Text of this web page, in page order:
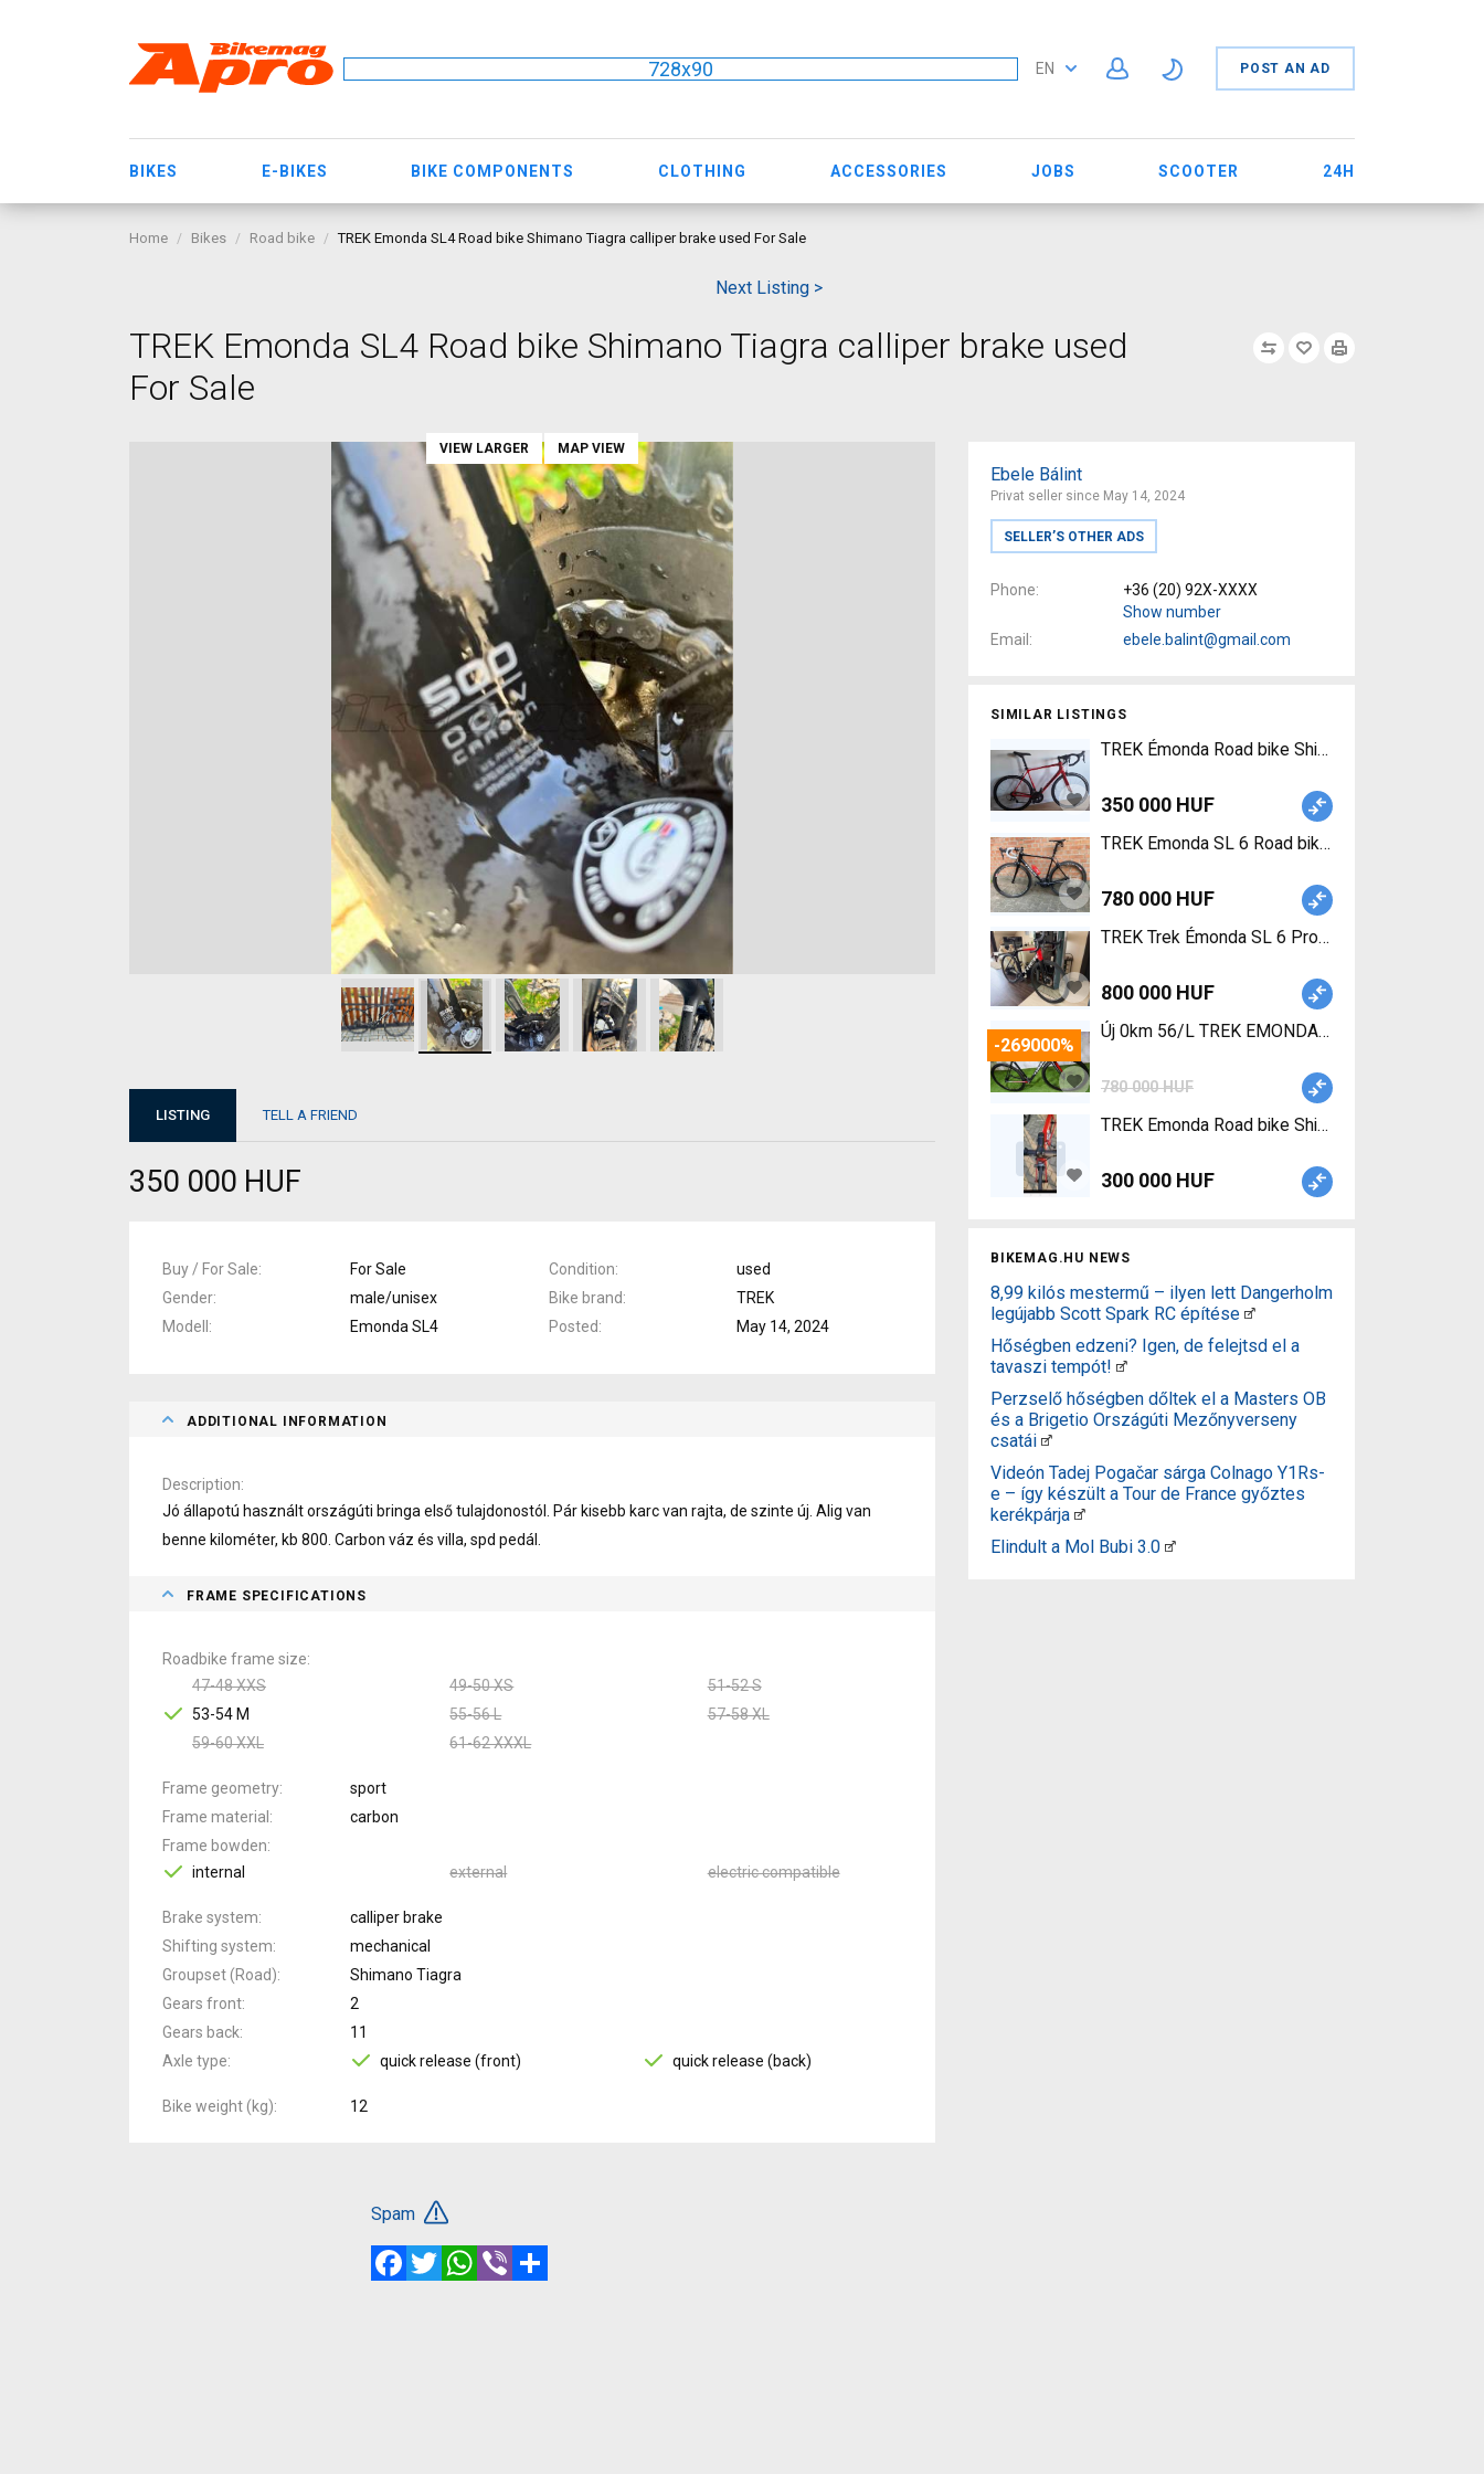
728x90 EN POST AN AD
BIKES E-BIKES BIKE COMPONENTS CLOTHING ACCESSORIES JOBS SCOOTER 24H
Home Bikes Road bike TREK Emonda SL4 Road bike Shimano Tiagra calliper brake used For Sale
Next Listing >
TREK Emonda SL4 Road bike Shimano Tiagra calliper brake used
For Sale
Ebele Bálint
Privat seller since May 14, 2024
SELLER’S OTHER ADS
Phone
+36 (20) 92X-XXXX
Show number
Email
ebele.balint@gmail.com
SIMILAR LISTINGS
TREK Émonda Road bike Shimano Ultegra used
350 000 HUF
TREK Emonda SL 6 Road bike Shimano Ultegra
780 000 HUF
TREK Trek Émonda SL 6 Pro Road bike Shimano
800 000 HUF
-269000%
780 000 HUF
TREK Emonda Road bike Shimano 105 used For
300 000 HUF
BIKEMAG.HU NEWS
8,99 kilós mestermű – ilyen lett Dangerholm
legújabb Scott Spark RC építése
Hőségben edzeni? Igen, de felejtsd el a
tavaszi tempót!
Perzselő hőségben dőltek el a Masters OB
és a Brigetio Országúti Mezőnyverseny
csatái
Videón Tadej Pogačar sárga Colnago Y1Rs-
e – így készült a Tour de France győztes
kerékpárja
Elindult a Mol Bubi 3.0
VIEW LARGER MAP VIEW
LISTING TELL A FRIEND
350 000 HUF
Buy / For Sale For Sale Condition
used
Gender
male/unisex Bike brand
TREK
Modell
Emonda SL4 Posted May 14, 2024
ADDITIONAL INFORMATION
Description
Jó állapotú használt országúti bringa első tulajdonostól. Pár kisebb karc van rajta, de szinte új. Alig van
benne kilométer, kb 800. Carbon váz és villa, spd pedál.
FRAME SPECIFICATIONS
Roadbike frame size
47-48 XXS
49-50 XS
51-52 S
53-54 M
55-56 L
57-58 XL
59-60 XXL
61-62 XXXL
Frame geometry
sport
Frame material
carbon
Frame bowden
internal
external electric compatible
Brake system
calliper brake
Shifting system
mechanical
Groupset (Road)
Shimano Tiagra
Gears front
2
Gears back
11
Axle type
quick release (front) quick release (back)
Bike weight (kg) 12
Spam
FacebookTwitterWhatsApp
Viber